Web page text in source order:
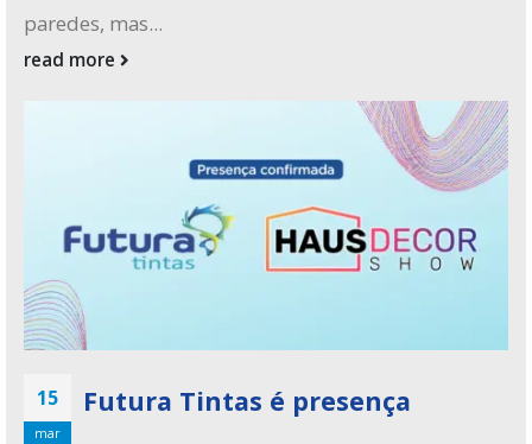
paredes, mas...
read more
15
mar
Futura Tintas é presença